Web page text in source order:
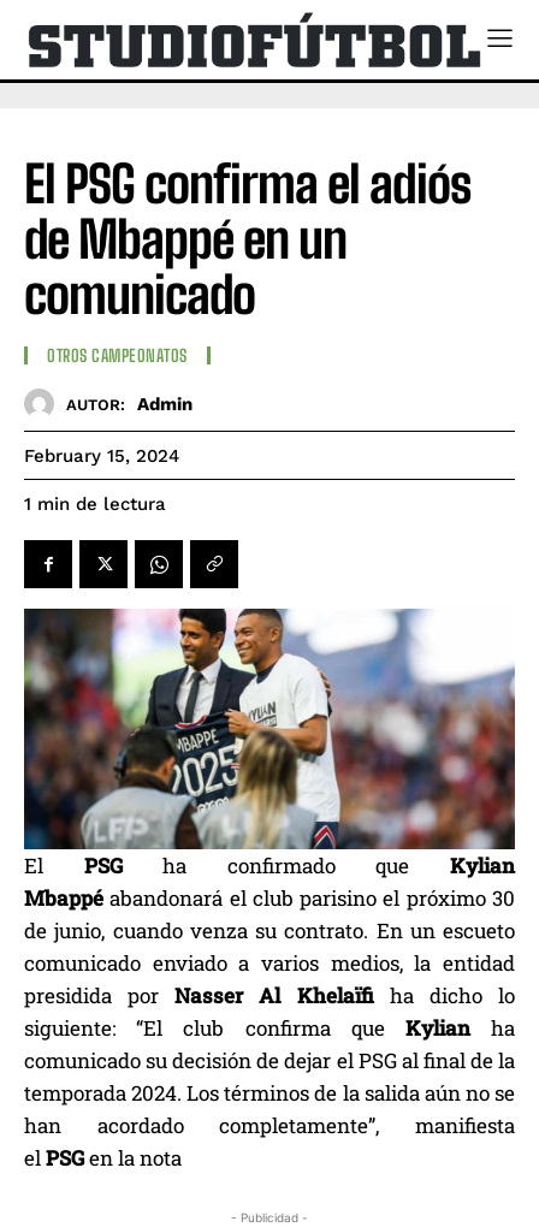
El PSG confirma el adiós
de Mbappé en un
comunicado
OTROS CAMPEONATOS
AUTOR: Admin
February 15, 2024
1 min de lectura
El PSGha confirmado queKylian
Mbappé abandonará el club parisino el próximo 30
de junio, cuando venza su contrato. En un escueto
comunicado enviado a varios medios, la entidad
presidida por Nasser Al Khelaïfiha dicho lo
siguiente: “El club confirma que Kylianha
comunicado su decisión de dejar el PSG al final de la
temporada 2024. Los términos de la salida aún no se
han acordado completamente”, manifiesta
elPSGen la nota
- Publicidad -